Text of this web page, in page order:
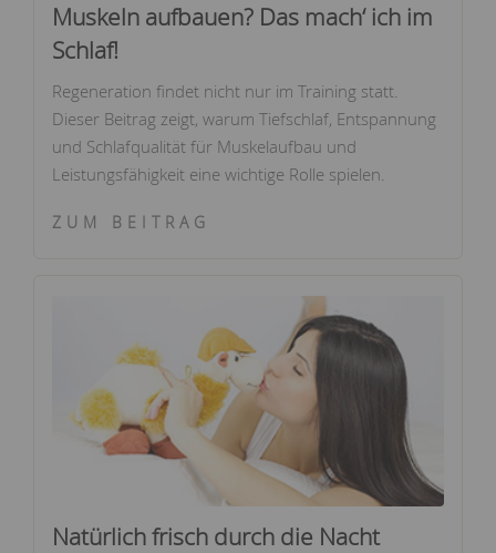
Muskeln aufbauen? Das mach‘ ich im
Schlaf!
Regeneration findet nicht nur im Training statt.
Dieser Beitrag zeigt, warum Tiefschlaf, Entspannung
und Schlafqualität für Muskelaufbau und
Leistungsfähigkeit eine wichtige Rolle spielen.
ZUM BEITRAG
Natürlich frisch durch die Nacht